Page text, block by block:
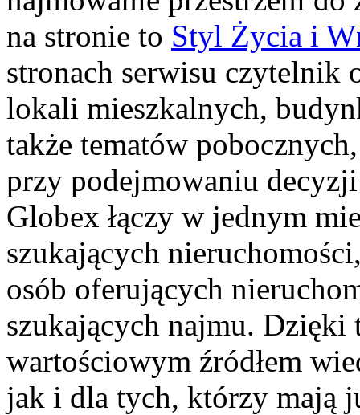
na stronie to Styl Życia i
stronach serwisu czytelnik
lokali mieszkalnych,
także tematów
przy podejmowaniu
Globex łączy w jednym
szukających
osób oferujących
szukających najmu. Dzięki
wartościowym źródłem
jak i dla tych, którzy mają